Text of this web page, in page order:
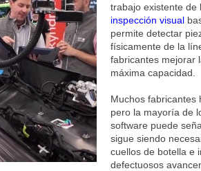
trabajo existente de
inspección visual
permite detectar
físicamente de la
fabricantes mejorar
máxima capacidad.
Muchos fabricantes
pero la mayoría de
software puede
sigue siendo
cuellos de botella e
defectuosos